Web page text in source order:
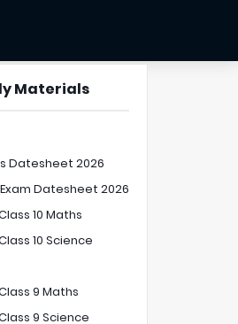
Materials
Datesheet 2026
Exam Datesheet 2026
10 Maths
10 Science
9 Maths
9 Science